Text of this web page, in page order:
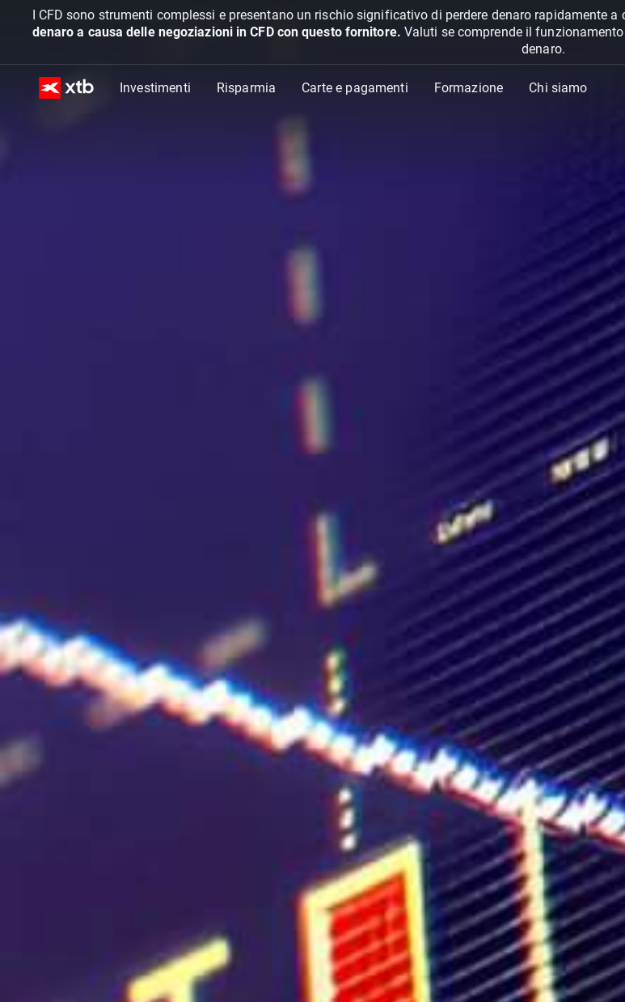
I CFD sono strumenti complessi e presentano un rischio significativo di perdere denaro rapidamente
denaro a causa delle negoziazioni in CFD con questo fornitore. Valuti se comprende il
denaro.
Investimenti Risparmia Carte e pagamenti Formazione Chi siamo